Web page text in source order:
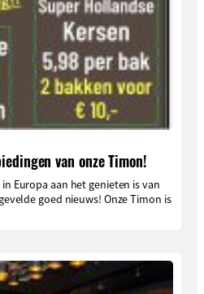
van onze Timon!
Europa aan het genieten is van
goed nieuws! Onze Timon is